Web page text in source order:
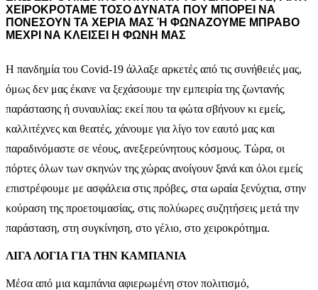
ΧΕΙΡΟΚΡΟΤΑΜΕ ΤΟΣΟ ΔΥΝΑΤΑ ΠΟΥ ΜΠΟΡΕΙ ΝΑ
ΠΟΝΕΣΟΥΝ ΤΑ ΧΕΡΙΑ ΜΑΣ Ή ΦΩΝΑΖΟΥΜΕ ΜΠΡΑΒΟ
ΜΕΧΡΙ ΝΑ ΚΛΕΙΣΕΙ Η ΦΩΝΗ ΜΑΣ
Η πανδημία του Covid-19 άλλαξε αρκετές από τις συνήθειές μας,
όμως δεν μας έκανε να ξεχάσουμε την εμπειρία της ζωντανής
παράστασης ή συναυλίας: εκεί που τα φώτα σβήνουν κι εμείς,
καλλιτέχνες και θεατές, χάνουμε για λίγο τον εαυτό μας και
παραδινόμαστε σε νέους, ανεξερεύνητους κόσμους. Τώρα, οι
πόρτες όλων των σκηνών της χώρας ανοίγουν ξανά και όλοι εμείς
επιστρέφουμε με ασφάλεια στις πρόβες, στα ωραία ξενύχτια, στην
κούραση της προετοιμασίας, στις πολύωρες συζητήσεις μετά την
παράσταση, στη συγκίνηση, στο γέλιο, στο χειροκρότημα.
ΛΙΓΑ ΛΟΓΙΑ ΓΙΑ ΤΗΝ ΚΑΜΠΑΝΙΑ
Μέσα από μια καμπάνια αφιερωμένη στον πολιτισμό,